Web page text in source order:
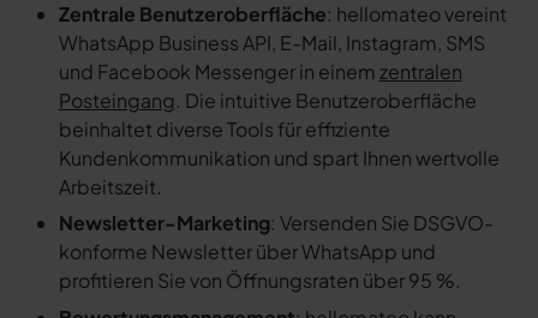
Zentrale Benutzeroberfläche: hellomateo vereint
WhatsApp Business API, E-Mail, Instagram, SMS
und Facebook Messenger in einem zentralen
Posteingang. Die intuitive Benutzeroberfläche
beinhaltet diverse Tools für effiziente
Kundenkommunikation und spart Ihnen wertvolle
Arbeitszeit.
Newsletter-Marketing: Versenden Sie DSGVO-
konforme Newsletter über WhatsApp und
profitieren Sie von Öffnungsraten über 95 %.